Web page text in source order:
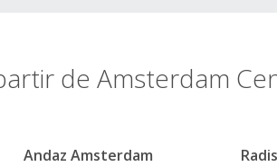
de Amsterdam
Andaz Amsterdam